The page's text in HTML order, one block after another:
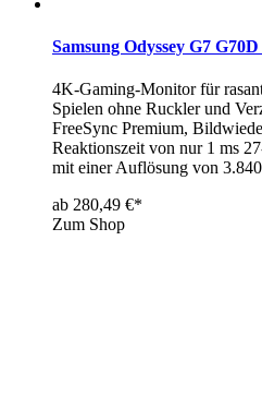
Samsung Odyssey G7
4K-Gaming-Monitor für
Spielen ohne Ruckler und
FreeSync Premium,
Reaktionszeit von nur 1 ms
mit einer Auflösung von
ab 280,49 €*
Zum Shop